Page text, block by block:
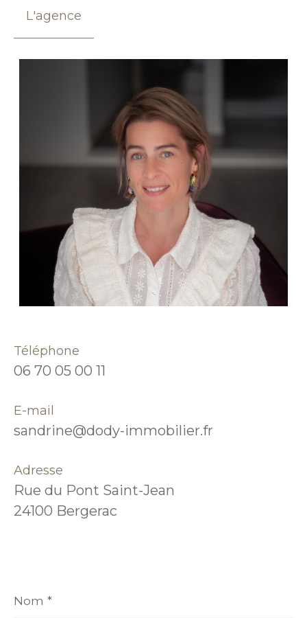
L'agence
Téléphone
06 70 05 00 11
E-mail
sandrine@dody-immobilier.fr
Adresse
Rue du Pont Saint-Jean
24100 Bergerac
*